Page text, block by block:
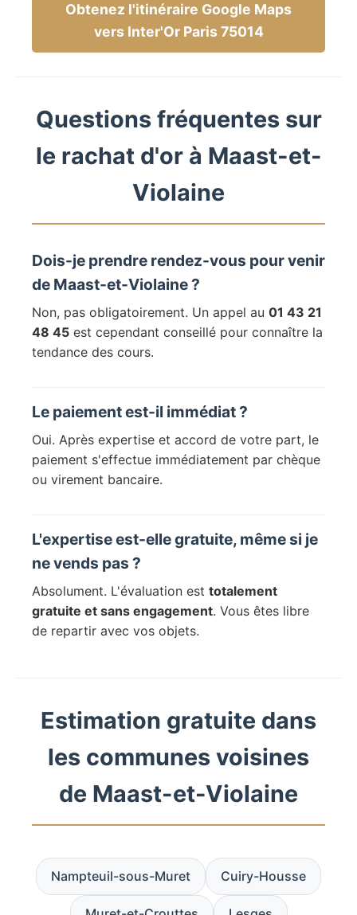
Obtenez l'itinéraire Google Maps
vers Inter'Or Paris 75014
Questions fréquentes sur
le rachat d'or à Maast-et-
Violaine
Dois-je prendre rendez-vous pour venir
de Maast-et-Violaine ?
Non, pas obligatoirement. Un appel au 01 43 21
48 45 est cependant conseillé pour connaître la
tendance des cours.
Le paiement est-il immédiat ?
Oui. Après expertise et accord de votre part, le
paiement s'effectue immédiatement par chèque
ou virement bancaire.
L'expertise est-elle gratuite, même si je
ne vends pas ?
Absolument. L'évaluation est totalement
gratuite et sans engagement. Vous êtes libre
de repartir avec vos objets.
Estimation gratuite dans
les communes voisines
de Maast-et-Violaine
Nampteuil-sous-Muret Cuiry-Housse